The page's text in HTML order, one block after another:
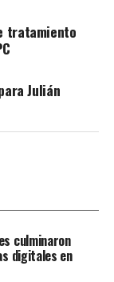
tratamiento
Julián
culminaron
digitales en